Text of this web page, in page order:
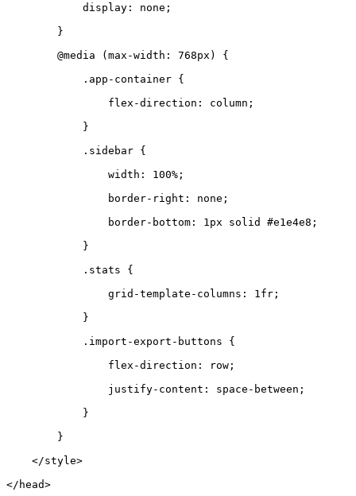
display : none ;
}
@media (max-width : 768px )
{
. app-container {
flex-direction : column ;
}
. sidebar {
width : 100% ;
border-right : none ;
border-bottom : 1 px solid #e1e4e8 ;
}
. stats
{
grid-template-columns : 1 fr ;
}
. import-export-buttons
{
flex-direction : row ;
justify-content : space-between ;
}
}
</style>
</ head>